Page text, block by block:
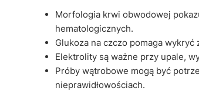
Morfologia krwi obwodowej
hematologicznych.
Glukoza na czczo pomaga
Elektrolity są ważne przy upale,
Próby wątrobowe mogą być
nieprawidłowościach.